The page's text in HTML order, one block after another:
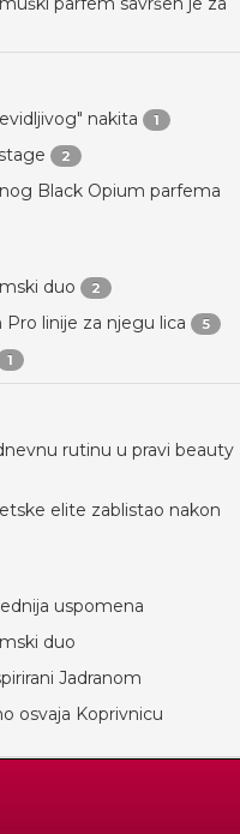
nakita 1
2
Black Opium parfema
duo 2
linije za njegu lica 5
1
rutinu u pravi beauty
elite zablistao nakon
uspomena
duo
Jadranom
osvaja Koprivnicu